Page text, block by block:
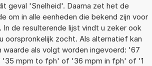
geval 'Snelheid'. Daarna zet het de
om in alle eenheden die bekend zijn voor
In de resulterende lijst vindt u zeker ook
oorspronkelijk zocht. Als alternatief kan
waarde als volgt worden ingevoerd: '67
'35 mpm to fph' of '36 mpm in fph' of '1